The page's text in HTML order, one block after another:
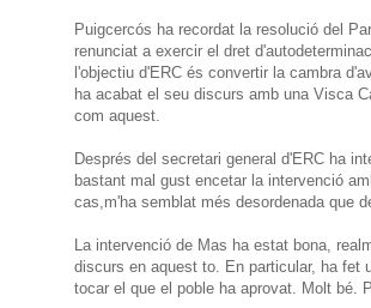
Puigcercós ha recordat la resolució del
renunciat a exercir el dret
l'objectiu d'ERC és convertir la cambra
ha acabat el seu discurs amb una Visca
com aquest.
Després del secretari general d'ERC ha
bastant mal gust encetar la intervenció
cas,m'ha semblat més desordenada que
La intervenció de Mas ha estat bona,
discurs en aquest to. En particular, ha fet
tocar el que el poble ha aprovat. Molt bé.